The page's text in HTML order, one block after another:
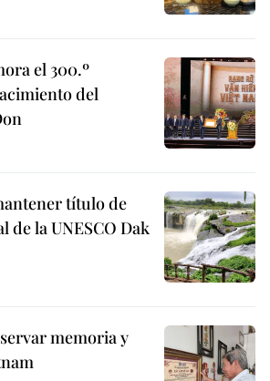
el 300.º
del
título de
de la UNESCO Dak
memoria y